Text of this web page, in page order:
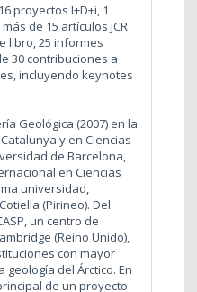
proyectos I+D+i, 1
de 15 artículos JCR
libro, 25 informes
30 contribuciones a
incluyendo keynotes
Geológica (2007) en la
y en Ciencias
de Barcelona,
en Ciencias
universidad,
(Pirineo). Del
un centro de
(Reino Unido),
con mayor
del Árctico. En
de un proyecto